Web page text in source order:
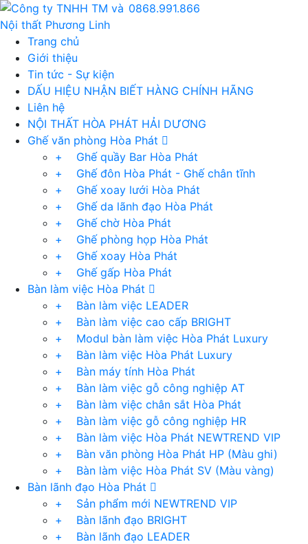
0868.991.866
Trang chủ
Giới thiệu
Tin tức - Sự kiện
DẤU HIỆU NHẬN BIẾT HÀNG CHÍNH HÃNG
Liên hệ
NỘI THẤT HÒA PHÁT HẢI DƯƠNG
Ghế văn phòng Hòa Phát
+ Ghế quầy Bar Hòa Phát
+ Ghế đôn Hòa Phát - Ghế chân tĩnh
+ Ghế xoay lưới Hòa Phát
+ Ghế da lãnh đạo Hòa Phát
+ Ghế chờ Hòa Phát
+ Ghế phòng họp Hòa Phát
+ Ghế xoay Hòa Phát
+ Ghế gấp Hòa Phát
Bàn làm việc Hòa Phát
+ Bàn làm việc LEADER
+ Bàn làm việc cao cấp BRIGHT
+ Modul bàn làm việc Hòa Phát Luxury
+ Bàn làm việc Hòa Phát Luxury
+ Bàn máy tính Hòa Phát
+ Bàn làm việc gỗ công nghiệp AT
+ Bàn làm việc chân sắt Hòa Phát
+ Bàn làm việc gỗ công nghiệp HR
+ Bàn làm việc Hòa Phát NEWTREND VIP
+ Bàn văn phòng Hòa Phát HP (Màu ghi)
+ Bàn làm việc Hòa Phát SV (Màu vàng)
Bàn lãnh đạo Hòa Phát
+ Sản phẩm mới NEWTREND VIP
+ Bàn lãnh đạo BRIGHT
+ Bàn lãnh đạo LEADER